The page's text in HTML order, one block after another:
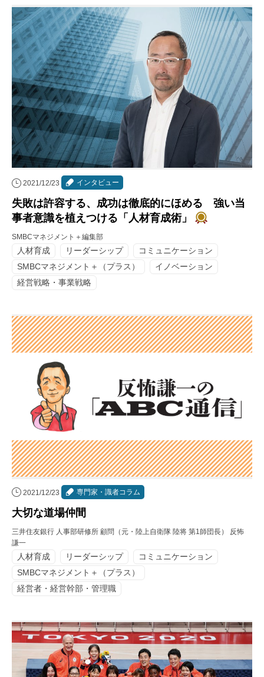
2021/12/23 インタビュー
失敗は許容する、成功は徹底的にほめる 強い当
事者意識を植えつける「人材育成術」
SMBCマネジメント＋編集部
人材育成 リーダーシップ
コミュニケーション
SMBCマネジメント＋（プラス）
イノベーション
経営戦略・事業戦略
2021/12/23 専門家・識者コラム
大切な道場仲間
三井住友銀行 人事部研修所 顧問（元・陸上自衛隊 陸将 第1師団長） 反怖
謙一
人材育成 リーダーシップ
コミュニケーション
SMBCマネジメント＋（プラス）
経営者・経営幹部・管理職